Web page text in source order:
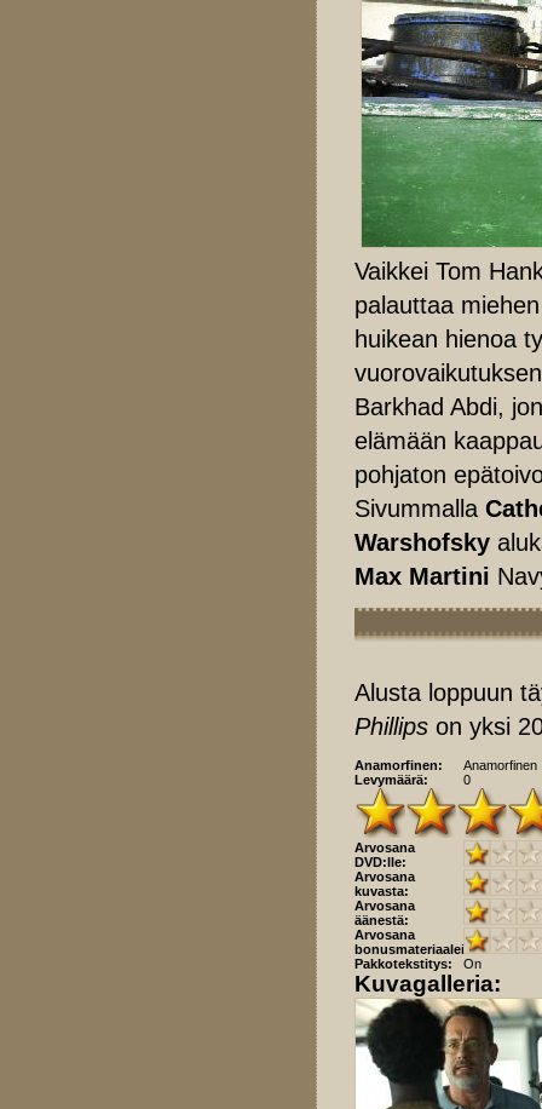
Vaikkei Tom
palauttaa
huikean hienoa
Barkhad Abdi,
elämään
pohjaton
Sivummalla
Warshofsky
Max Martini
Alusta loppuun
Phillips on yksi
Anamorfinen:
Anamorfinen
Levymäärä:
0
Arvosana
DVD:lle:
Arvosana
kuvasta:
Arvosana
äänestä:
Arvosana
bonusmateriaaleista:
Pakkotekstitys:
On
Kuvagalleria: